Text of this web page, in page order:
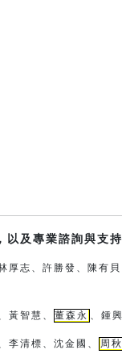
及專業諮詢與支
厚志、許勝發、陳有
黃智慧、 董森永 、鍾
李清標、沈金國、 周